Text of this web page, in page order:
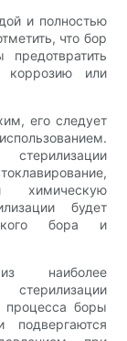
и полностью
что бор
коррозию или
его следует
будет
бора и
наиболее
процесса боры